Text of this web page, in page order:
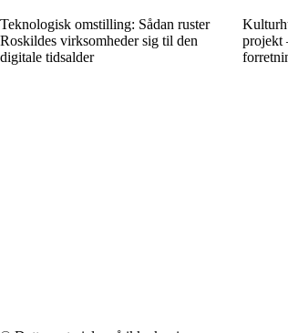
Teknologisk omstilling: Sådan ruster
Roskildes virksomheder sig til den
digitale tidsalder
projekt